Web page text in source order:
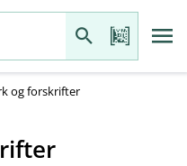
og forskrifter